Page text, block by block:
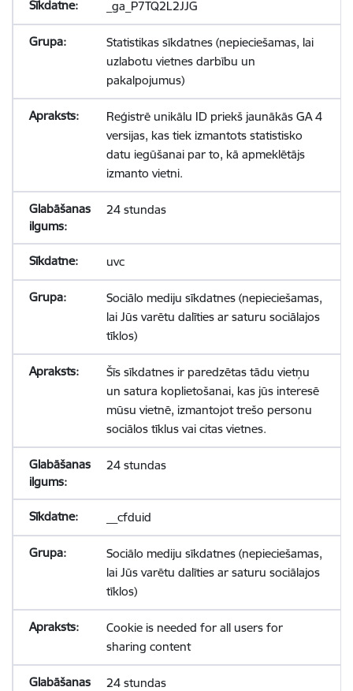
_ga_P7TQ2L2JJG
Statistikas sīkdatnes (nepieciešamas, lai
uzlabotu vietnes darbību un
pakalpojumus)
Reģistrē unikālu ID priekš jaunākās GA 4
versijas, kas tiek izmantots statistisko
datu iegūšanai par to, kā apmeklētājs
izmanto vietni.
24 stundas
uvc
Sociālo mediju sīkdatnes (nepieciešamas,
lai Jūs varētu dalīties ar saturu sociālajos
tīklos)
Šīs sīkdatnes ir paredzētas tādu vietņu
un satura koplietošanai, kas jūs interesē
mūsu vietnē, izmantojot trešo personu
sociālos tīklus vai citas vietnes.
24 stundas
__cfduid
Sociālo mediju sīkdatnes (nepieciešamas,
lai Jūs varētu dalīties ar saturu sociālajos
tīklos)
Cookie is needed for all users for
sharing content
24 stundas